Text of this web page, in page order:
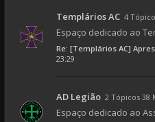
Templários AC 4
Espaço dedicado ao
Re: [Templários AC]
23:29
AD Legião 2 Tópicos 38
Espaço dedicado ao